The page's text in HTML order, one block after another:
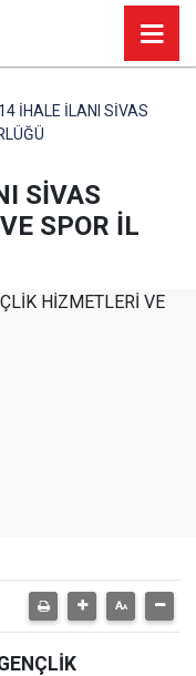
İHALE İLANI SİVAS
SİVAS
SPOR İL